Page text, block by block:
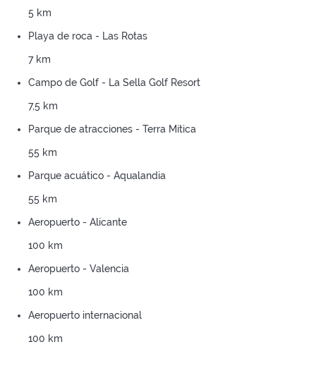
5 km
Playa de roca - Las Rotas
7 km
Campo de Golf - La Sella Golf Resort
7,5 km
Parque de atracciones - Terra Mitica
55 km
Parque acuático - Aqualandia
55 km
Aeropuerto - Alicante
100 km
Aeropuerto - Valencia
100 km
Aeropuerto internacional
100 km